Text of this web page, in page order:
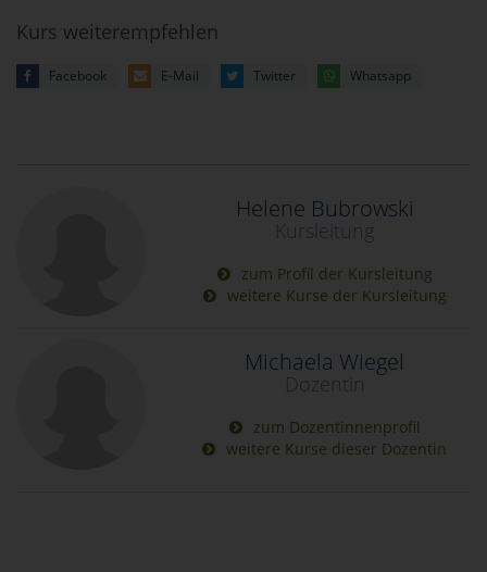
Kurs weiterempfehlen
Facebook E-Mail Twitter Whatsapp
Helene Bubrowski
Kursleitung
zum Profil der Kursleitung
weitere Kurse der Kursleitung
Michaela Wiegel
Dozentin
zum Dozentinnenprofil
weitere Kurse dieser Dozentin